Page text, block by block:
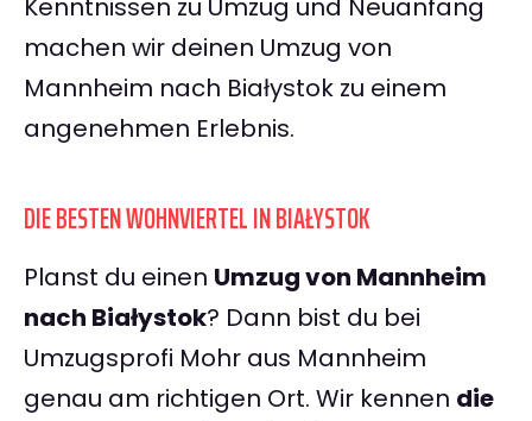
Kenntnissen zu Umzug und Neuanfang
machen wir deinen Umzug von
Mannheim nach Białystok zu einem
angenehmen Erlebnis.
DIE BESTEN WOHNVIERTEL IN BIAŁYSTOK
Planst du einen Umzug von Mannheim
nach Białystok? Dann bist du bei
Umzugsprofi Mohr aus Mannheim
genau am richtigen Ort. Wir kennen die